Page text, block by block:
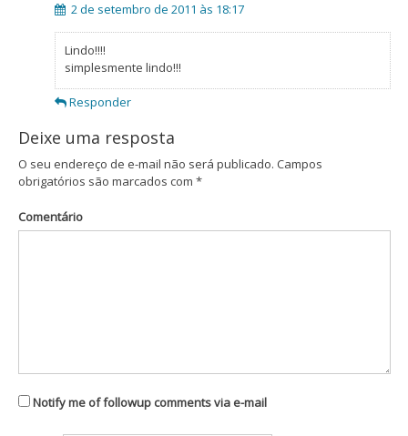
2 de setembro de 2011 às 18:17
Lindo!!!!
simplesmente lindo!!!
Responder
Deixe uma resposta
O seu endereço de e-mail não será publicado. Campos
obrigatórios são marcados com *
Comentário
Notify me of followup comments via e-mail